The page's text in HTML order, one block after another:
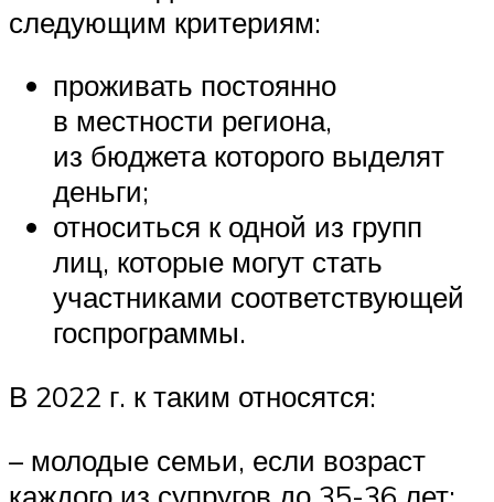
следующим критериям:
проживать постоянно
в местности региона,
из бюджета которого выделят
деньги;
относиться к одной из групп
лиц, которые могут стать
участниками соответствующей
госпрограммы.
В 2022 г. к таким относятся:
– молодые семьи, если возраст
каждого из супругов до 35-36 лет;